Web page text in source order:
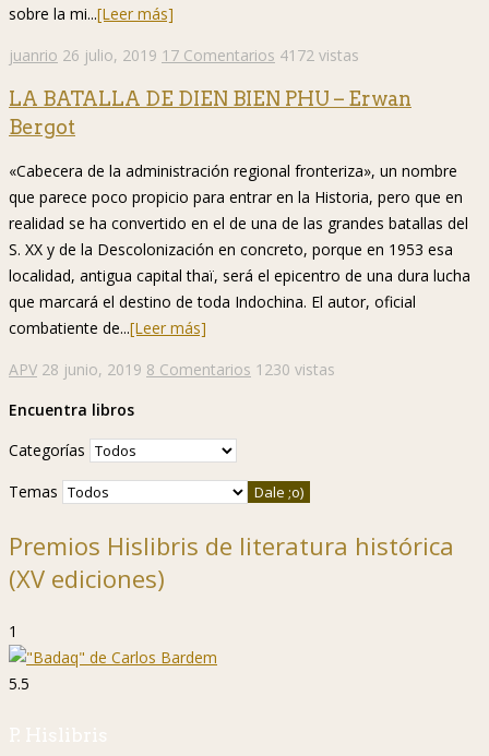
sobre la mi...[Leer más]
juanrio 26 julio, 2019 17 Comentarios 4172 vistas
LA BATALLA DE DIEN BIEN PHU – Erwan
Bergot
«Cabecera de la administración regional fronteriza», un nombre
que parece poco propicio para entrar en la Historia, pero que en
realidad se ha convertido en el de una de las grandes batallas del
S. XX y de la Descolonización en concreto, porque en 1953 esa
localidad, antigua capital thaï, será el epicentro de una dura lucha
que marcará el destino de toda Indochina. El autor, oficial
combatiente de...[Leer más]
APV 28 junio, 2019 8 Comentarios 1230 vistas
Encuentra libros
Categorías
Temas
Premios Hislibris de literatura histórica
(XV ediciones)
1
5.5
P. Hislibris